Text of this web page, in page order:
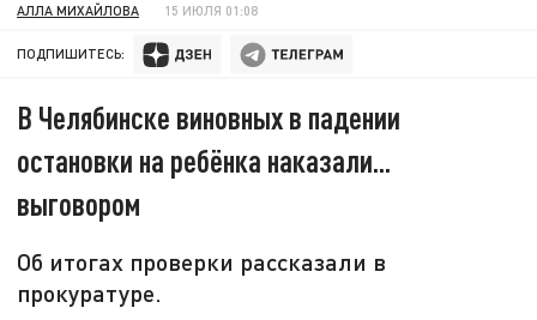
АЛЛА МИХАЙЛОВА 15 ИЮЛЯ 01:08
ПОДПИШИТЕСЬ:
В Челябинске виновных в падении
остановки на ребёнка наказали...
выговором
Об итогах проверки рассказали в
прокуратуре.